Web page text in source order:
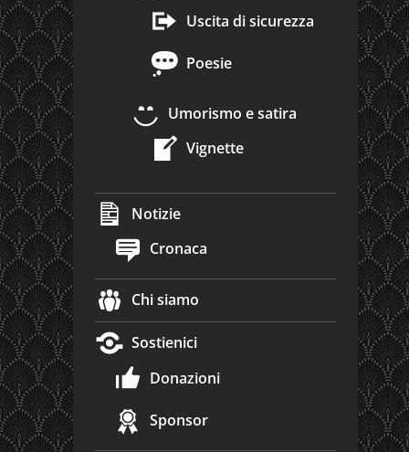
Uscita di sicurezza
Poesie
Umorismo e satira
Vignette
Notizie
Cronaca
Chi siamo
Sostienici
Donazioni
Sponsor